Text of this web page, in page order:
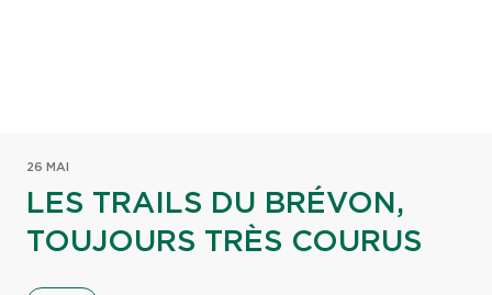
26 MAI
LES TRAILS DU BRÉVON,
TOUJOURS TRÈS COURUS